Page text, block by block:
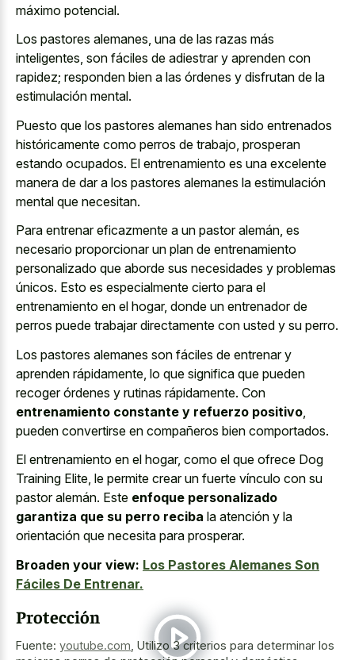
máximo potencial.
Los pastores alemanes, una de las razas más
inteligentes, son fáciles de adiestrar y aprenden con
rapidez; responden bien a las órdenes y disfrutan de la
estimulación mental.
Puesto que los pastores alemanes han sido entrenados
históricamente como perros de trabajo, prosperan
estando ocupados. El entrenamiento es una excelente
manera de dar a los pastores alemanes la estimulación
mental que necesitan.
Para entrenar eficazmente a un pastor alemán, es
necesario proporcionar un plan de entrenamiento
personalizado que aborde sus necesidades y problemas
únicos. Esto es especialmente cierto para el
entrenamiento en el hogar, donde un entrenador de
perros puede trabajar directamente con usted y su perro.
Los pastores alemanes son fáciles de entrenar y
aprenden rápidamente, lo que significa que pueden
recoger órdenes y rutinas rápidamente. Con
entrenamiento constante y refuerzo positivo
pueden convertirse en compañeros bien comportados.
El entrenamiento en el hogar, como el que ofrece Dog
Training Elite, le permite crear un fuerte vínculo con su
pastor alemán. Este enfoque personalizado
garantiza que su perro reciba la atención y la
orientación que necesita para prosperar.
Broaden your view: Los Pastores Alemanes Son
Fáciles De Entrenar.
Protección
Fuente: youtube.com Utilizo 3 criterios para determinar los